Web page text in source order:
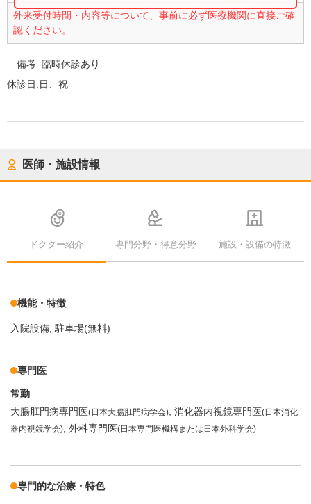
外来受付時間・内容等について、事前に必ず医療機関に直接ご確
認ください。
備考:臨時休診あり
休診日:日、祝
医師・施設情報
ドクター紹介 専門分野・得意分野 施設・設備の特徴
機能・特徴
入院設備 駐車場(無料)
専門医
常勤
大腸肛門病専門医(日本大腸肛門病学会) 消化器内視鏡専門医(日本消化
器内視鏡学会) 外科専門医(日本専門医機構または日本外科学会)
専門的な治療・特色